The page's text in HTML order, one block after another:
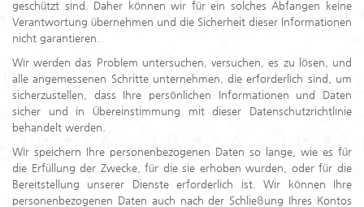
geschützt sind. Daher können wir für ein solches Abfangen keine
Verantwortung übernehmen und die Sicherheit dieser Informationen
nicht garantieren.
Wir werden das Problem untersuchen, versuchen, es zu lösen, und
alle angemessenen Schritte unternehmen, die erforderlich sind, um
sicherzustellen, dass Ihre persönlichen Informationen und Daten
sicher und in Übereinstimmung mit dieser Datenschutzrichtlinie
behandelt werden.
Wir speichern Ihre personenbezogenen Daten so lange, wie es für
die Erfüllung der Zwecke, für die sie erhoben wurden, oder für die
Bereitstellung unserer Dienste erforderlich ist. Wir können Ihre
personenbezogenen Daten auch nach der Schließung Ihres Kontos